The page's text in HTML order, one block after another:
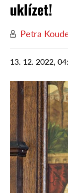
uklízet!
Petra
13. 12. 2022,